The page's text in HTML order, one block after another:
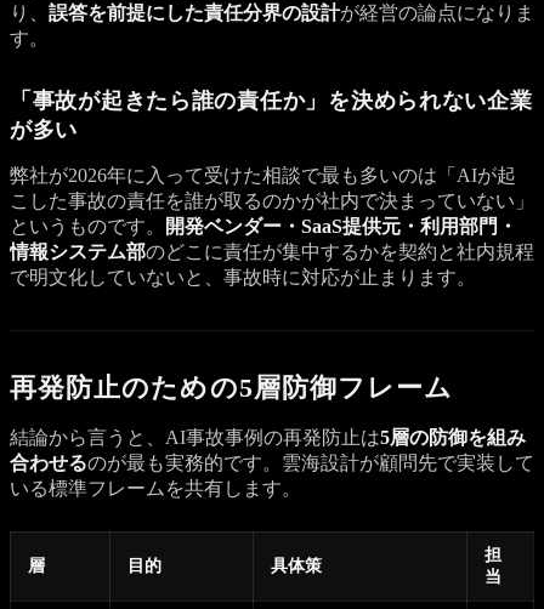
り、 誤答を前提にした責任分界の設計が経営の論点になりま
す。
「事故が起きたら誰の責任か」を決められない企業
が多い
弊社が2026年に入って受けた相談で最も多いのは「AIが起
こした事故の責任を誰が取るのかが社内で決まっていない」
というものです。
開発ベンダー・SaaS提供元・利用部門・
情報システム部のどこに責任が集中するかを契約と社内規程
で明文化していないと、事故時に対応が止まります。
再発防止のための5層防御フレーム
結論から言うと、AI事故事例の再発防止は5層の防御を組み
合わせるのが最も実務的です。雲海設計が顧問先で実装して
いる標準フレームを共有します。
層 目的 具体策
担
当